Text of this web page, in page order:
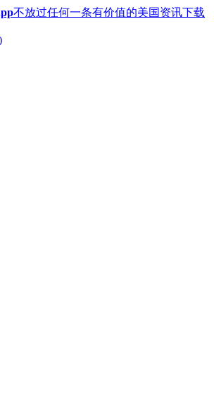
不放过任何一条有价值的美国资讯下载